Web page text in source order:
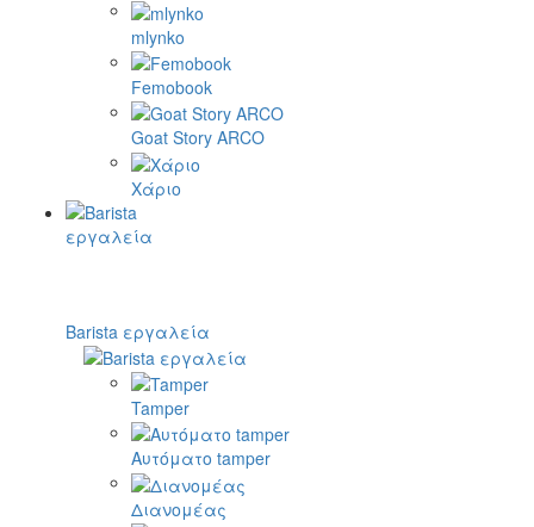
mlynko
Femobook
Goat Story ARCO
Χάριο
Barista εργαλεία
Tamper
Αυτόματο tamper
Διανομέας